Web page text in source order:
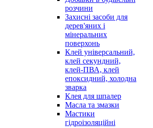
розчини
Захисні засоби для
дерев'яних і
мінеральних
поверхонь
Клей універсальний,
клей секундний,
клей-ПВА, клей
епоксидний, холодна
зварка
Клея для шпалер
Масла та змазки
Мастики
гідроізоляційні